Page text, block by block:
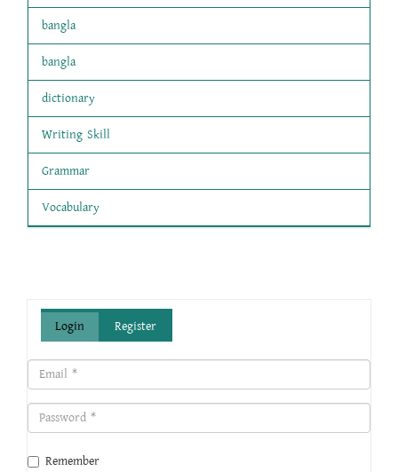
bangla
bangla
dictionary
Writing Skill
Grammar
Vocabulary
Login Register
Remember